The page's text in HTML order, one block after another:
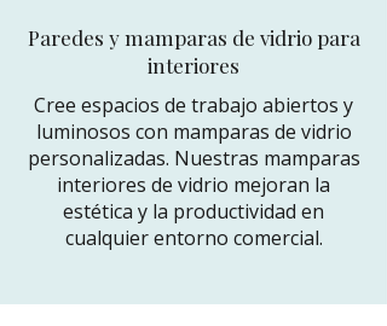
Paredes y mamparas de vidrio para
interiores
Cree espacios de trabajo abiertos y
luminosos con mamparas de vidrio
personalizadas. Nuestras mamparas
interiores de vidrio mejoran la
estética y la productividad en
cualquier entorno comercial.